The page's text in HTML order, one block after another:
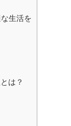
生活を
は？